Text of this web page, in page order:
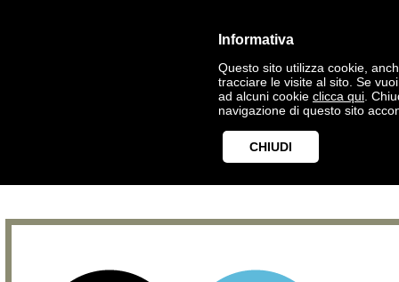
Informativa
Questo sito utilizza cookie,
tracciare le visite al sito. Se
ad alcuni cookie clicca qui .
navigazione di questo sito
CHIUDI